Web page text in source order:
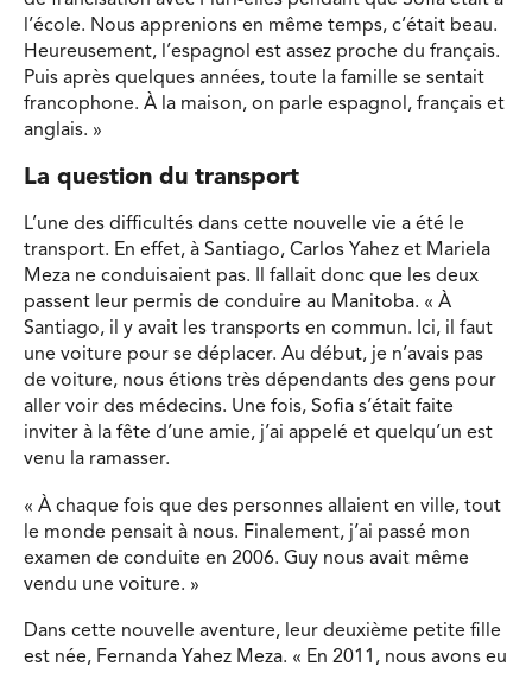
l’école. Nous apprenions en même temps, c’était beau.
Heureusement, l’espagnol est assez proche du français.
Puis après quelques années, toute la famille se sentait
francophone. À la maison, on parle espagnol, français et
anglais. »
La question du transport
L’une des difficultés dans cette nouvelle vie a été le
transport. En effet, à Santiago, Carlos Yahez et Mariela
Meza ne conduisaient pas. Il fallait donc que les deux
passent leur permis de conduire au Manitoba. « À
Santiago, il y avait les transports en commun. Ici, il faut
une voiture pour se déplacer. Au début, je n’avais pas
de voiture, nous étions très dépendants des gens pour
aller voir des médecins. Une fois, Sofia s’était faite
inviter à la fête d’une amie, j’ai appelé et quelqu’un est
venu la ramasser.
« À chaque fois que des personnes allaient en ville, tout
le monde pensait à nous. Finalement, j’ai passé mon
examen de conduite en 2006. Guy nous avait même
vendu une voiture. »
Dans cette nouvelle aventure, leur deuxième petite fille
est née, Fernanda Yahez Meza. « En 2011, nous avons eu